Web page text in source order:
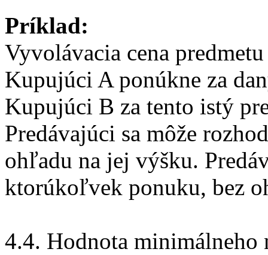
Príklad:
Vyvolávacia cena
Kupujúci A ponúkne za
Kupujúci B za tento istý
Predávajúci sa môže
ohľadu na jej výšku.
ktorúkoľvek ponuku, bez
4.4. Hodnota minimálneho